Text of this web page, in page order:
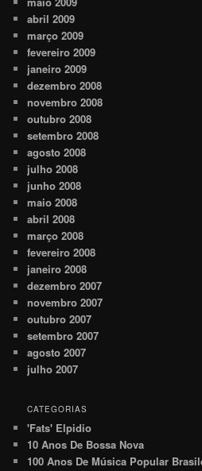
abril 2009
março 2009
fevereiro 2009
janeiro 2009
dezembro 2008
novembro 2008
outubro 2008
setembro 2008
agosto 2008
julho 2008
junho 2008
maio 2008
abril 2008
março 2008
fevereiro 2008
janeiro 2008
dezembro 2007
novembro 2007
outubro 2007
setembro 2007
agosto 2007
julho 2007
CATEGORIAS
'Fats' Elpidio
10 Anos De Bossa Nova
100 Anos De Música Popular